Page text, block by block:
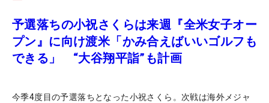
予選落ちの小祝さくらは来週『全米女子オー
プン』に向け渡米「かみ合えばいいゴルフも
できる」 “大谷翔平詣”も計画
今季4度目の予選落ちとなった小祝さくら。次戦は海外メジャ